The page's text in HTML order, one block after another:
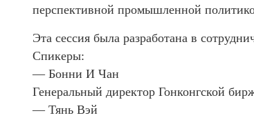
перспективной промышленной
Эта сессия была разработана в
Спикеры:
— Бонни И Чан
Генеральный директор Гонконгской
— Тянь Вэй